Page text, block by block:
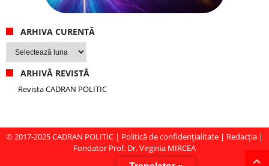
ARHIVA CURENTĂ
Arhiva
curentă
ARHIVĂ REVISTĂ
Revista CADRAN POLITIC
© 2017-2025CADRAN POLITIC | Politică de confidențialitate | Redacția |
Fondator Prof. Dr. Virginia MIRCEA